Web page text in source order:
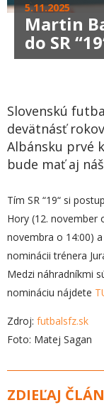
5.11.2025
Martin
do SR
Slovenskú
devätnásť
Albánsku prvé
bude mať aj
Tím SR “19“ si
Hory (12. november
novembra o 14:00)
nominácii trénera
Medzi náhradníkmi
nomináciu nájdete
Zdroj: futbalsfz.sk
Foto: Matej Sagan
ZDIEĽAJ